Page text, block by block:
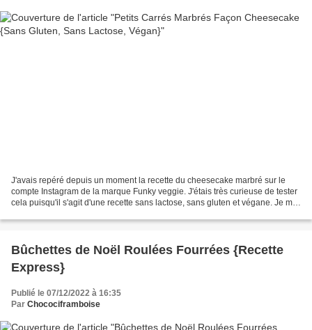
J'avais repéré depuis un moment la recette du cheesecake marbré sur le
compte Instagram de la marque Funky veggie. J'étais très curieuse de tester
cela puisqu'il s'agit d'une recette sans lactose, sans gluten et végane. Je me
Bûchettes de Noël Roulées Fourrées {Recette
Express}
Publié le 07/12/2022 à 16:35
Par Chocociframboise